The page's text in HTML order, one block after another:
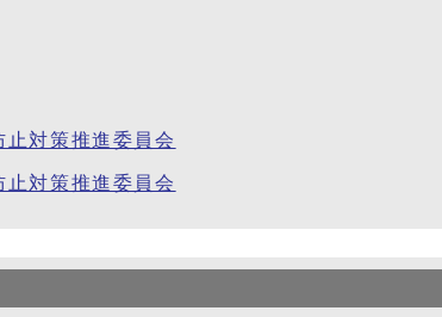
対策推進委員会
対策推進委員会